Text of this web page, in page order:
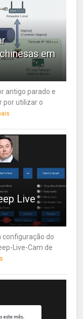
em
antigo parado e
por utilizar o
Live
configuração do
Live-Cam de